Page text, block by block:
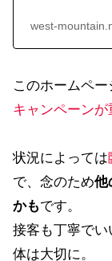
west-
このホームペー
キャンペーン
状況によっては
で、念のため他
かもです。
接客も丁寧で
体は大切に。